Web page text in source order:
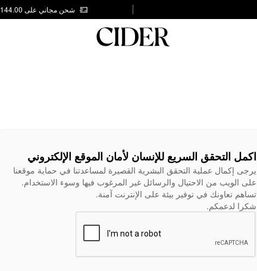
شحن مجاني على AED 144.00
اكمل التحقق السريع للإنسان لأمان الموقع الإلكتروني
يرجى إكمال عملية التحقق البشرية القصيرة لمساعدتنا في حماية موقعنا
على الويب من الاحتيال والرسائل غير المرغوب فيها وسوء الاستخدام.
تساهم تعاونك في توفير بيئة على الإنترنت آمنة.
شكرا لدعمكم.